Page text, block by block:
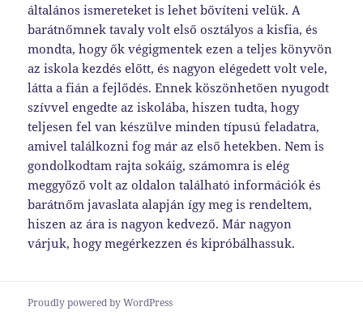
általános ismereteket is lehet bővíteni velük. A
barátnőmnek tavaly volt első osztályos a kisfia, és
mondta, hogy ők végigmentek ezen a teljes könyvön
az iskola kezdés előtt, és nagyon elégedett volt vele,
látta a fián a fejlődés. Ennek köszönhetően nyugodt
szívvel engedte az iskolába, hiszen tudta, hogy
teljesen fel van készülve minden típusú feladatra,
amivel találkozni fog már az első hetekben. Nem is
gondolkodtam rajta sokáig, számomra is elég
meggyőző volt az oldalon található információk és
barátnőm javaslata alapján így meg is rendeltem,
hiszen az ára is nagyon kedvező. Már nagyon
várjuk, hogy megérkezzen és kipróbálhassuk.
Proudly powered by WordPress